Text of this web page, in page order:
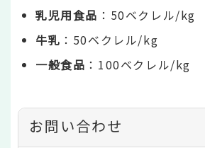
乳児用食品 ：50ベクレル/kg
牛乳 ：50ベクレル/kg
一般食品 ：100ベクレル/kg
お問い合わせ